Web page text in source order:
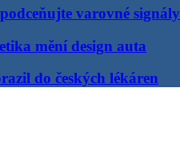
varovné signály
mění design auta
do českých lékáren